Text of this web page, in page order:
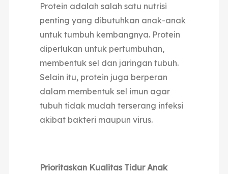
Protein adalah salah satu nutrisi
penting yang dibutuhkan anak-anak
untuk tumbuh kembangnya. Protein
diperlukan untuk pertumbuhan,
membentuk sel dan jaringan tubuh.
Selain itu, protein juga berperan
dalam membentuk sel imun agar
tubuh tidak mudah terserang infeksi
akibat bakteri maupun virus.
Prioritaskan Kualitas Tidur Anak